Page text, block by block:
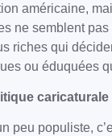
américaine,
ne semblent
riches qui
ou éduquées
peu populiste,